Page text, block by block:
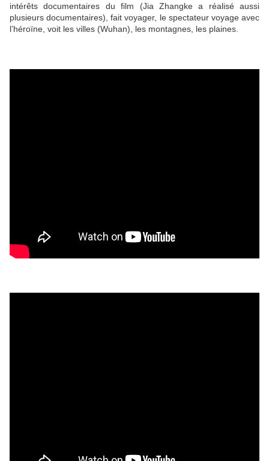
intérêts documentaires du film (Jia Zhangke a réalisé aussi
plusieurs documentaires), fait voyager, le spectateur voyage avec
l’héroïne, voit les villes (Wuhan), les montagnes, les plaines.